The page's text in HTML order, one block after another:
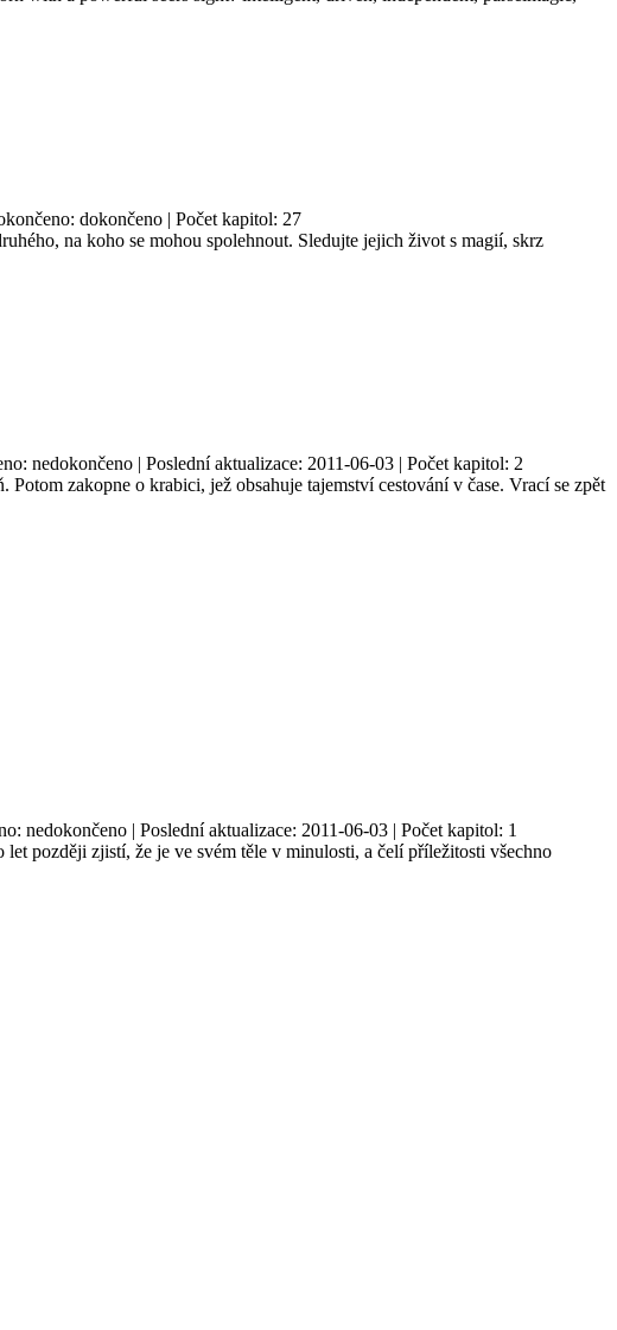
dokončeno | Počet kapitol: 27
na koho se mohou spolehnout. Sledujte jejich život s magií, skrz
nedokončeno | Poslední aktualizace: 2011-06-03 | Počet kapitol: 2
zakopne o krabici, jež obsahuje tajemství cestování v čase. Vrací se zpět
nedokončeno | Poslední aktualizace: 2011-06-03 | Počet kapitol: 1
později zjistí, že je ve svém těle v minulosti, a čelí příležitosti všechno